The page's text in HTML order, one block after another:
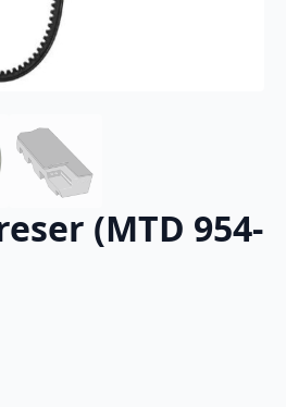
(MTD 954-